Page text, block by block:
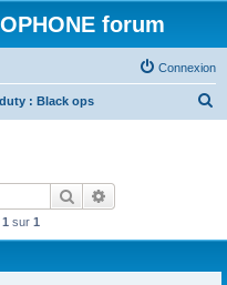
forum
Connexion
: Black ops
Rechercher
1 sur 1